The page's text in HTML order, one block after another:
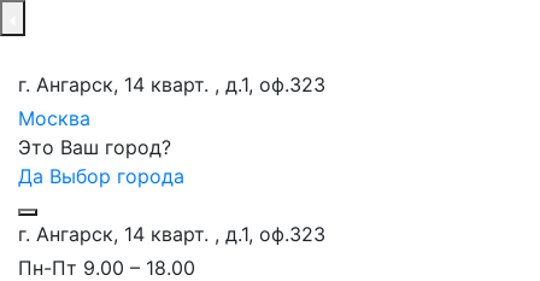
г. Ангарск, 14 кварт. , д.1, оф.323
Москва
Это Ваш город?
Да Выбор города
г. Ангарск, 14 кварт. , д.1, оф.323
Пн-Пт 9.00 – 18.00